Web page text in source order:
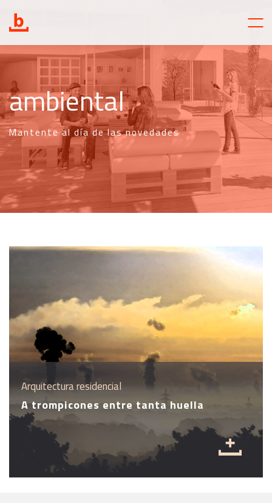
ambiental
Mantente al día de las novedades
Arquitectura residencial
A trompicones entre tanta huella